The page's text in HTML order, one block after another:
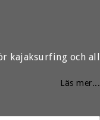
kajaksurfing och all
Läs mer...